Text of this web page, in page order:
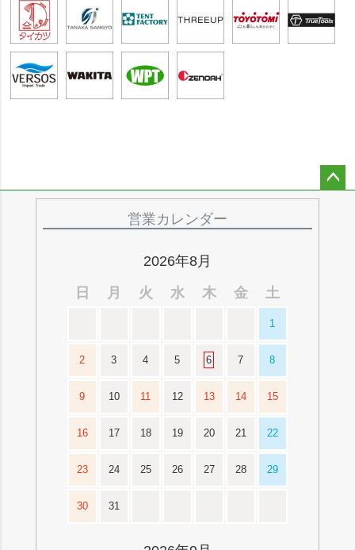
営業カレンダー
2026年8月
日
月 火 水 木 金 土
1
2 3 4 5 6 7 8
9 10 11 12 13 14 15
16 17 18 19 20 21 22
23 24 25 26 27 28 29
30 31